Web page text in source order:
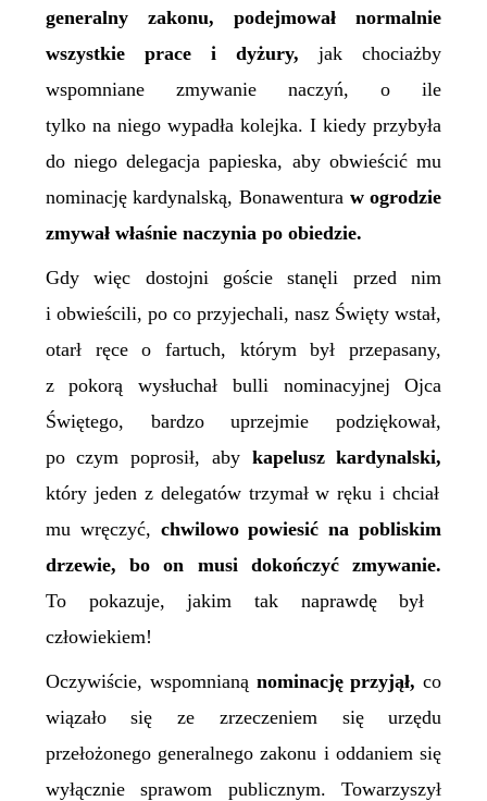
generalny zakonu, podejmował normalnie
wszystkie prace i dyżury, jak chociażby
wspomniane zmywanie naczyń, o ile
tylko na niego wypadła kolejka. I kiedy przybyła
do niego delegacja papieska, aby obwieścić mu
nominację kardynalską, Bonawentura w ogrodzie
zmywał właśnie naczynia po obiedzie.
Gdy więc dostojni goście stanęli przed nim
i obwieścili, po co przyjechali, nasz Święty wstał,
otarł ręce o fartuch, którym był przepasany,
z pokorą wysłuchał bulli nominacyjnej Ojca
Świętego, bardzo uprzejmie podziękował,
po czym poprosił, aby kapelusz kardynalski,
który jeden z delegatów trzymał w ręku i chciał
mu wręczyć, chwilowo powiesić na pobliskim
drzewie, bo on musi dokończyć zmywanie.
To pokazuje, jakim tak naprawdę był
człowiekiem!
Oczywiście, wspomnianą nominację przyjął, co
wiązało się ze zrzeczeniem się urzędu
przełożonego generalnego zakonu i oddaniem się
wyłącznie sprawom publicznym. Towarzyszył